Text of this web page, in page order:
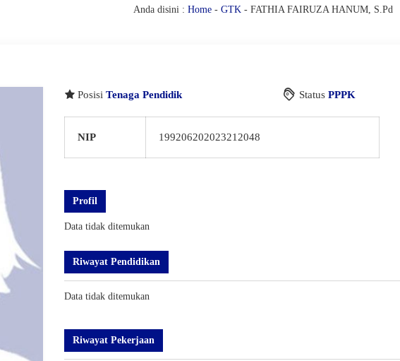
Anda disini : Home - GTK - FATHIA FAIRUZA HANUM, S.Pd
Posisi Tenaga Pendidik Status PPPK
NIP 199206202023212048
Profil
Data tidak ditemukan
Riwayat Pendidikan
Data tidak ditemukan
Riwayat Pekerjaan